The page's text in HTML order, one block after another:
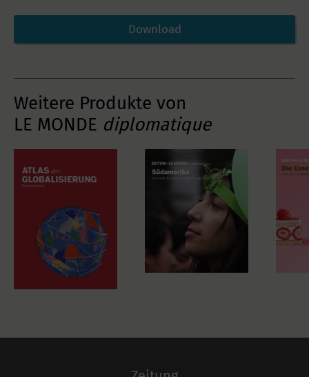
Download
Weitere Produkte von
LE MONDE diplomatique